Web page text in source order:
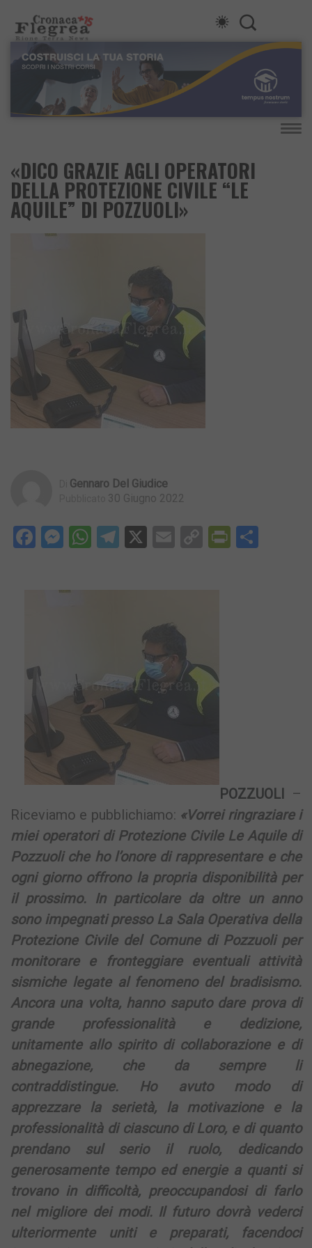
«DICO GRAZIE AGLI OPERATORI
DELLA PROTEZIONE CIVILE “LE
AQUILE” DI POZZUOLI»
Gennaro Del Giudice
30 Giugno 2022
Facebook
Messenger
WhatsApp
Telegram
X EmailCopy
POZZUOLI
–
Riceviamo e pubblichiamo: «Vorrei ringraziare i
miei operatori di Protezione Civile Le Aquile di
Pozzuoli che ho l’onore di rappresentare e che
ogni giorno offrono la propria disponibilità per
il prossimo. In particolare da oltre un anno
sono impegnati presso La Sala Operativa della
Protezione Civile del Comune di Pozzuoli per
monitorare e fronteggiare eventuali attività
sismiche legate al fenomeno del bradisismo.
Ancora una volta, hanno saputo dare prova di
grande professionalità e dedizione,
unitamente allo spirito di collaborazione e di
abnegazione, che da sempre li
contraddistingue. Ho avuto modo di
apprezzare la serietà, la motivazione e la
professionalità di ciascuno di Loro, e di quanto
prendano sul serio il ruolo, dedicando
generosamente tempo ed energie a quanti si
trovano in difficoltà, preoccupandosi di farlo
nel migliore dei modi. Il futuro dovrà vederci
ulteriormente uniti e preparati, facendoci